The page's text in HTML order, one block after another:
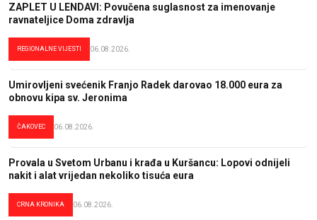
ZAPLET U LENDAVI: Povučena suglasnost za imenovanje
ravnateljice Doma zdravlja
REGIONALNE VIJESTI 06.08.2026.
Umirovljeni svećenik Franjo Radek darovao 18.000 eura za
obnovu kipa sv. Jeronima
ČAKOVEC 06.08.2026.
Provala u Svetom Urbanu i krađa u Kuršancu: Lopovi odnijeli
nakit i alat vrijedan nekoliko tisuća eura
CRNA KRONIKA 06.08.2026.